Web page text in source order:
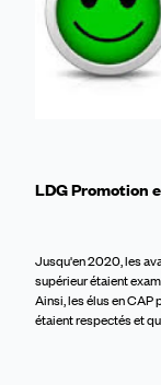
LDG Promotion
Jusqu'en 2020, les
supérieur étaient
Ainsi, les élus en
étaient respectés et